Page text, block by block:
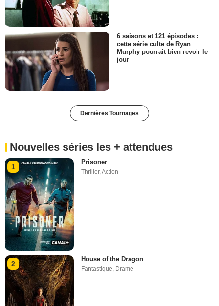
6 saisons et 121 épisodes :
cette série culte de Ryan
Murphy pourrait bien revoir le
jour
Dernières Tournages
Nouvelles séries les + attendues
1
Prisoner
Thriller,Action
2
House of the Dragon
Fantastique, Drame